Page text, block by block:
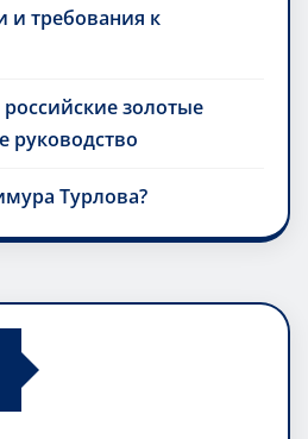
и требования к
золотые
руководство
Турлова?